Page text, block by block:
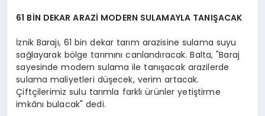
61 BİN DEKAR ARAZİ MODERN SULAMAYLA TANIŞACAK
İznik Barajı, 61 bin dekar tarım arazisine sulama suyu
sağlayarak bölge tarımını canlandıracak. Balta, "Baraj
sayesinde modern sulama ile tanışacak arazilerde
sulama maliyetleri düşecek, verim artacak.
Çiftçilerimiz sulu tarımla farklı ürünler yetiştirme
imkânı bulacak" dedi.